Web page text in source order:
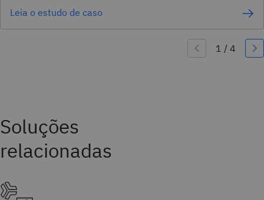
Leia o estudo de caso